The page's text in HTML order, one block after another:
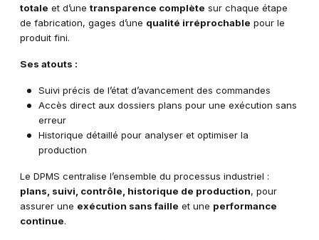
totale et d’une transparence complète sur chaque étape
de fabrication, gages d’une qualité irréprochable pour le
produit fini.
Ses atouts :
Suivi précis de l’état d’avancement des commandes
Accès direct aux dossiers plans pour une exécution sans
erreur
Historique détaillé pour analyser et optimiser la
production
Le DPMS centralise l’ensemble du processus industriel :
plans, suivi, contrôle, historique de production, pour
assurer une exécution sans faille et une performance
continue.